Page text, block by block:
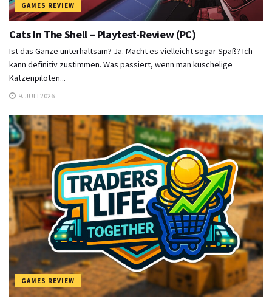
GAMES REVIEW
Cats In The Shell – Playtest-Review (PC)
Ist das Ganze unterhaltsam? Ja. Macht es vielleicht sogar Spaß? Ich
kann definitiv zustimmen. Was passiert, wenn man kuschelige
Katzenpiloten...
9. JULI 2026
GAMES REVIEW